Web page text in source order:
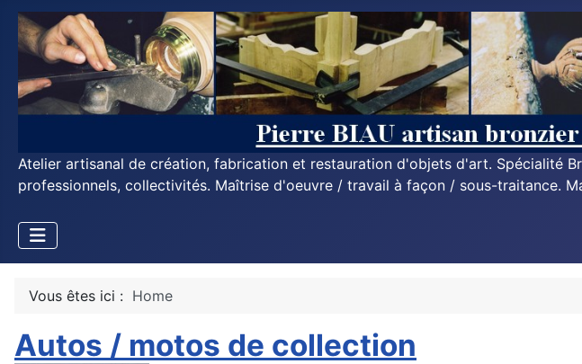
Atelier artisanal de création, fabrication et restauration d'objets d'art. Spécialité
professionnels, collectivités. Maîtrise d'oeuvre / travail à façon / sous-traitance.
Vous êtes ici : Home
Autos / motos de collection